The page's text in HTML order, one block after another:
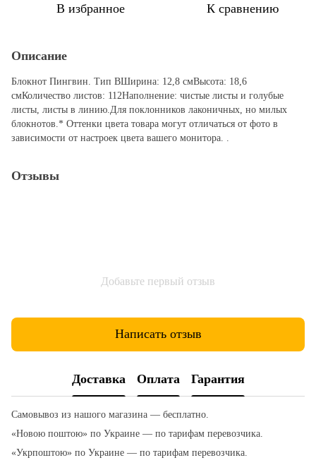
В избранное К сравнению
Описание
Блокнот Пингвин. Тип BШирина: 12,8 смВысота: 18,6
смКоличество листов: 112Наполнение: чистые листы и голубые
листы, листы в линию.Для поклонников лаконичных, но милых
блокнотов.* Оттенки цвета товара могут отличаться от фото в
зависимости от настроек цвета вашего монитора. .
Отзывы
Добавьте первый отзыв
Написать отзыв
Доставка Оплата Гарантия
Самовывоз из нашого магазина — бесплатно.
«Новою поштою» по Украине — по тарифам перевозчика.
«Укрпоштою» по Украине — по тарифам перевозчика.